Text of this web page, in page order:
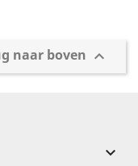
naar boven 
